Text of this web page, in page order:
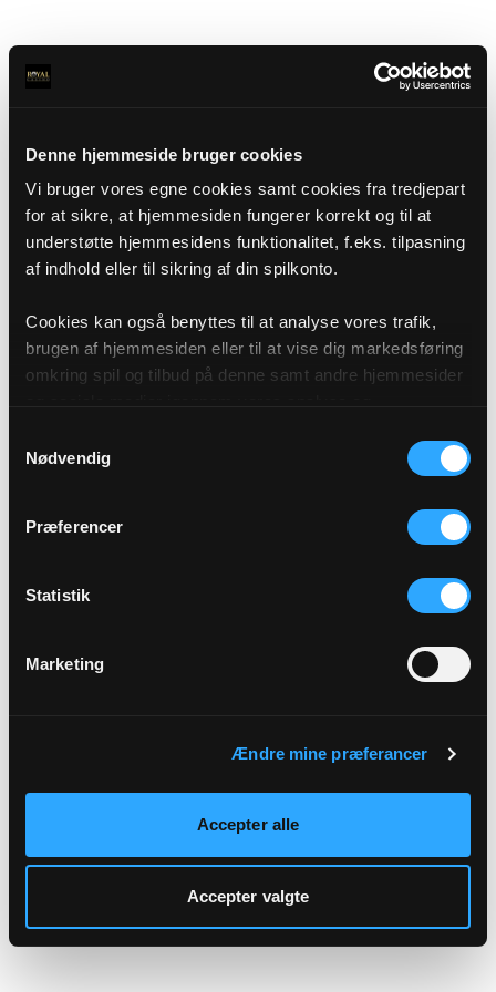
Denne hjemmeside bruger cookies
Vi bruger vores egne cookies samt cookies fra tredjepart
for at sikre, at hjemmesiden fungerer korrekt og til at
understøtte hjemmesidens funktionalitet, f.eks. tilpasning
af indhold eller til sikring af din spilkonto.
Cookies kan også benyttes til at analyse vores trafik,
brugen af hjemmesiden eller til at vise dig markedsføring
omkring spil og tilbud på denne samt andre hjemmesider
af cookies under "Detaljer" eller ved at klikke videre til
vores Cookiepolitik, som du finder i bunden af vores
Nødvendig
Præferencer
Statistik
Marketing
Ændre mine præferancer
Accepter alle
Accepter valgte